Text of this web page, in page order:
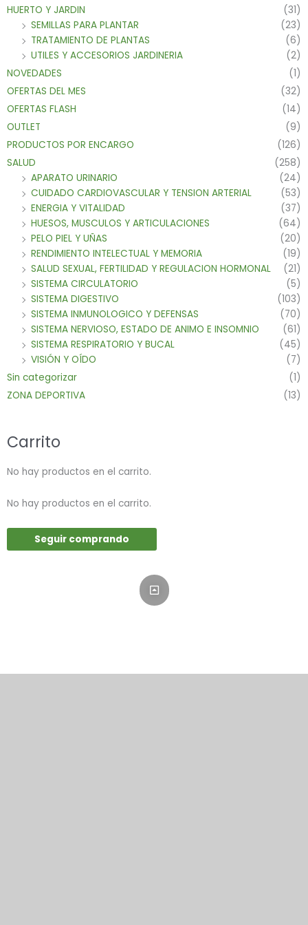
HUERTO Y JARDIN
(31)
SEMILLAS PARA PLANTAR
(23)
TRATAMIENTO DE PLANTAS
(6)
UTILES Y ACCESORIOS JARDINERIA
(2)
NOVEDADES
(1)
OFERTAS DEL MES
(32)
OFERTAS FLASH
(14)
OUTLET
(9)
PRODUCTOS POR ENCARGO
(126)
SALUD
(258)
APARATO URINARIO
(24)
CUIDADO CARDIOVASCULAR Y TENSION ARTERIAL
(53)
ENERGIA Y VITALIDAD
(37)
HUESOS, MUSCULOS Y ARTICULACIONES
(64)
PELO PIEL Y UÑAS
(20)
RENDIMIENTO INTELECTUAL Y MEMORIA
(19)
SALUD SEXUAL, FERTILIDAD Y REGULACION HORMONAL
(21)
SISTEMA CIRCULATORIO
(5)
SISTEMA DIGESTIVO
(103)
SISTEMA INMUNOLOGICO Y DEFENSAS
(70)
SISTEMA NERVIOSO, ESTADO DE ANIMO E INSOMNIO
(61)
SISTEMA RESPIRATORIO Y BUCAL
(45)
VISIÓN Y OÍDO
(7)
Sin categorizar
(1)
ZONA DEPORTIVA
(13)
Carrito
No hay productos en el carrito.
No hay productos en el carrito.
Seguir comprando